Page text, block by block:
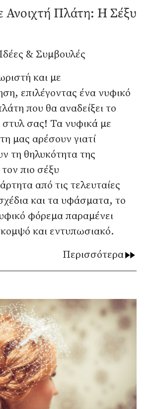
Ανοιχτή Πλάτη: Η Σέξυ
Ιδέες & Συμβουλές
και με
επιλέγοντας ένα νυφικό
που θα αναδείξει το
στυλ σας! Τανυφικά με
μας αρέσουν γιατί
τη θηλυκότητα της
πιο σέξυ
από τις τελευταίες
και τα υφάσματα, το
φόρεμα παραμένει
κομψό και εντυπωσιακό.
Περισσότερα